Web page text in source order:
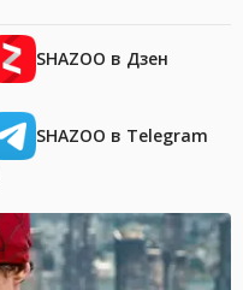
SHAZOO в Дзен
SHAZOO в Telegram